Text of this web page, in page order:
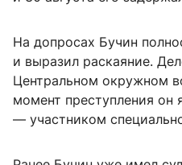
На допросах Бучин
и выразил раскаяние.
Центральном окружном
момент преступления он
— участником